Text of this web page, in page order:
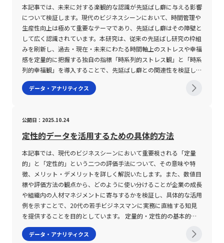
情報の正確な理解と柔軟な対応が今後のキャリアや資産運用におい
ても大いに役立つ知識となるだろう。 最後に、金融市場は常に変
動しており、ボラティリティの変化は新たな投資機会を提供する一
方で大きな落とし穴も存在する。 市場動向を定期的にモニター
し、最新の分析手法やツールを取り入れることで、投資リスクの低
減と利益の最大化を目指すことができる。 未来の市場環境におい
て、的確なリスク管理と柔軟な戦略の構築が、投資家としての成長
ての人事システムは、現代のビジネスパーソンにとって必須の戦略
ツールとなるでしょう。したがって、導入の際には各種注意点を十
分に考慮し、企業の現状と将来展望に応じた最適な選択が求められ
ます。これにより、社員が安心して能力を発揮できる環境を整備
し、企業全体の競争力を一層高めることが可能となるのです。
どのような根拠に基づいたものであるかを明確化させます。たとえ
ば、複数の自動化ツールの比較検討において、期待値や効果、投資
対効果の結果から最適なツールを選定するプロセスを具体例とする
ことで、デシジョンツリーの有用性が実証されます。 このよう
に、デシジョンツリーの作成は、単一の意思決定ではなく、複数の
選択肢を段階的に分析・評価することで複雑な課題に対して最適な
解決策を導出するためのフレームワークであると言えます。 デシ
ジョンツリーの注意点と留意事項 デシジョンツリーをビジネスで
活用する際には、いくつかの注意点が存在します。まず第一に、全
セスが複雑化するリスクが伴います。そのため、初期段階において
は大きな枠組みとして主要な要素を設定し、必要に応じて分岐ごと
に詳細な評価を行うという段階的アプローチが推奨されます。 次
に、デシジョンツリーはあくまで定量的な評価を補助するツールで
あり、すべてのビジネス課題に対して万能ではありません。特に、
数値化が難しい感性的な評価項目や、市場の急激な変動に伴う不確
実性を完全に反映することは困難であるため、定性的な判断とのバ
ランスを意識することが重要です。また、評価基準の設定にあたっ
ては、現場の実情や過去の実績、最新の市場動向を十分に反映させ
ることで、より信頼性の高い意思決定が可能となります。 さら
に、関係者間での認識共有が不十分な場合、デシジョンツリー自体
が一部の担当者の主観に偏ったものとなる可能性もあります。この
たバランスが求められ、試行錯誤を重ねて最適な分類方法を見出す
必要があります。 第二の注意点は、度数分布表から算出される統
計指標、すなわち平均値、中央値、最頻値の意味や計算方法に対す
る理解です。例えば、平均値は各階級値に度数を掛けた総和をデー
タ数で割ることで求められますが、データの分布が偏っている場合
には、中央値や最頻値がより有効な代表値となります。中央値は、
データを昇順または降順に並べた際の中央の値を示し、最頻値は最
も頻出する階級値を表します。これらの指標は、データの分布形状
が偏っている場合や外れ値の影響を受けやすい場合に、平均値だけ
ッドシートといった表計算ソフトを使用するのが一般的です。これ
らのツールでは、Frequency関数やCOUNTIF、COUNTIFSといった
ができます。たとえば、特定の範囲内におけるデータ数を算出した
り、指定した条件に重複するデータをカウントすることにより、効
率的かつ正確な度数分布表の作成が可能となります。さらに、表計
算ソフトに備わるグラフ作成機能を利用すれば、ヒストグラムや棒
グラフなどを手軽に生成し、視覚的な分析資料として活用できる点
も大きな利点です。 ただし、これらのツールを用いた作業におい
ては、各関数や機能の仕様を正確に把握することが求められます。
たとえば、COUNTIFS関数は複数の条件を同時に満たすセルの数を
求めるため、1つの条件のみを対象とする場合と条件が複数ある場
間が極端に短い場合や、業界特性による成長パターンの違いを無視
すると、誤った結論に至る可能性があります。これらの理由から、
CAGRのみを用いた評価ではなく、同時に他のKPIや業界平均、マ
クロ経済指標などとの比較分析を行うことが求められます。特に
20代の若手ビジネスマンやスタートアップ関係者にとっては、初
期段階の成長評価においては月単位の成長率を示すCMGRとの併用
が望ましく、短期的な動向と中長期的なトレンドの双方を包括的に
理解することが重要です。また、Excelなどの表計算ソフトウェア
を用いた計算方法についても、数式やPOWER関数を活用した正確
ます。以上の観点から、CAGRの利用は非常に有用な一方で、その
算出結果が必ずしも事業の持続可能な成長を保証するものではない
点に注意が必要です。 まとめ 本稿では、急速に変化するビジネス
環境において、定量的な成長評価の指標として注目される
CAGR（年平均成長率）について、基本的な概念、計算式、及びそ
のメリットと限界について解説しました。特に、CAGRは複利効果
を踏まえた実質的な成長レベルを示す指標であり、数年に亘る長期
的な企業評価や投資判断の際に大変有用です。しかしながら、期間
内のボラティリティや中間の変動要因を捉えにくいという欠点も併
せ持つため、短期の成長分析が必要なシーンではCMGR（月平均成
長率）との併用が効果的です。また、実務においてはデータの正確
性や期間設定、さらには業界特性を十分に考慮することが、CAGR
ン、第三者からのフィードバック、さらには他のセキュリティベン
ダーによる評価など、複合的な情報をもとにして算出されます。こ
の評価は、スパムメールの送信、フィッシングサイトの運営、マル
ウェア感染のリスクなど、悪意ある行動の有無を判断するための重
要な指標となっており、結果としてセキュリティ対策の精度向上に
寄与しています。 レピュテーションの主要な対象には、主に以下
の3種類が存在します。まず、ドメインレピュテーションは特定の
ドメイン名に付随する評価であり、スパム配信や不正なサイト運営
履歴がある場合、信頼性が低いと判断されます。次に、IPレピュテ
さも伴います。最後に、WebレピュテーションはWebサイト全体
のコンテンツ安全性や利用者からの信頼をベースに評価を行い、不
正なスクリプトやセキュリティホールが存在する場合には低評価と
なります。 これらの評価は、企業のネットワーク環境やオンライ
ンサービスの信頼性向上に大きく貢献しており、たとえばメール配
信サービスやWebサイトのアクセス管理においては、レピュテー
ションスコアを参照することで危険なアクセスが自動的に弾かれる
仕組みが実現されています。評価基準としては、送信元のIPアドレ
スの過去の履歴、不審なメール内容や添付ファイルの有無、そして
ブラックリストへの掲載歴などが挙げられます。これにより、企業
は自社のセキュリティ体制をより効率的かつ高度に維持することが
可能となっています。 レピュテーションの仕組みと評価基準 レピ
本記事では、未来に対する楽観的な認識が先延ばし癖に与える影響
について検証します。現代のビジネスシーンにおいて、時間管理や
生産性向上は極めて重要なテーマであり、先延ばし癖はその障壁と
して広く認識されています。本研究は、従来の先延ばし研究の枠組
みを刷新し、過去・現在・未来にわたる時間軸上のストレスや幸福
感を定量的に把握する独自の指標「時系列的ストレス観」と「時系
列的幸福観」を導入することで、先延ばし癖との関連性を検証して
います。また、研究結果は、未来に対して「今よりもストレスが増
えることはない」という楽観的な認識を持つ人々において、深刻な
ばし癖の関係とは 本研究は、さまざまな時間軸における主観的な
ストレスと幸福感を9件法で測定し、それぞれの変動パターンを
ました。質問例として、「過去10年間でどれくらいストレスを感
じましたか？」、「今この瞬間どれくらい幸福感を感じています
か？」、「この先1年でどれくらいストレスを感じると思います
か？」といった問いが用いられ、参加者の過去から未来に至るまで
の感情の変化を詳細に把握しています。「時系列的ストレス観」に
は、未来に向かうにつれてストレスが低下または少なくとも現状を
上回らない「下降型」、未来に向かってストレスが増大する「上昇
型」、現在が最もストレスが低く、そこから過去および未来に向か
ってストレスが増加する「V字型」、および特定の過去の時点でス
データ・アナリティクス
公開日：2025.10.24
定性的データを活用するための具体的方法
本記事では、現代のビジネスシーンにおいて重要視される「定量
的」と「定性的」という二つの評価手法について、その意味や特
徴、メリット・デメリットを詳しく解説いたします。また、数値目
標や評価方法の観点から、どのように使い分けることが企業の成長
や組織内の人材マネジメントに寄与するかを検証し、具体的な活用
例を示すことで、20代の若手ビジネスマンに実務に直結する知見
を提供することを目的としています。 定量的・定性的の基本的概
念とは 「定量的」とは、物事の性質や成果を数値として表現する
手法を指します。英語表現で「Quantitatively」とされるこのアプ
データ・アナリティクス